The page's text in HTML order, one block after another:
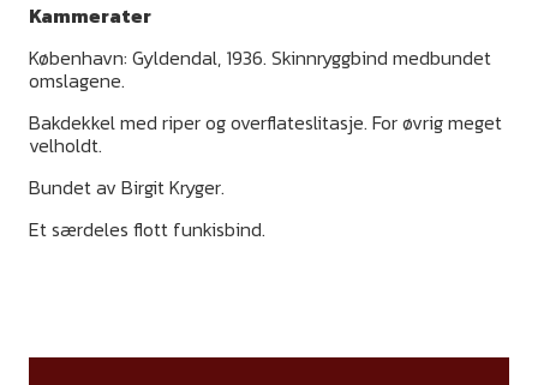
Kammerater
København: Gyldendal, 1936. Skinnryggbind medbundet
omslagene.
Bakdekkel med riper og overflateslitasje. For øvrig meget
velholdt.
Bundet av Birgit Kryger.
Et særdeles flott funkisbind.